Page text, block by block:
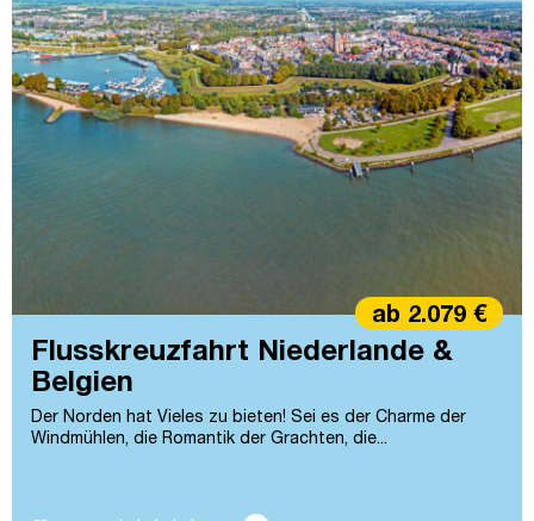
Flusskreuzfahrt Niederlande &
Belgien
Der Norden hat Vieles zu bieten! Sei es der Charme der
Windmühlen, die Romantik der Grachten, die...
ab 2.079 €